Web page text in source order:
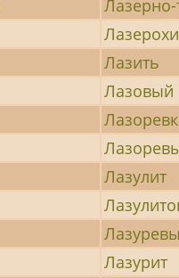
Лазить
Лазовый
Лазулит
Лазурит